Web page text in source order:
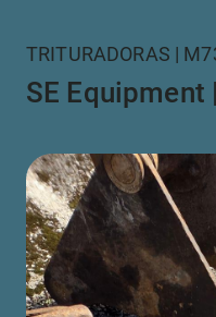
SE Equipment
TRITURADORAS |